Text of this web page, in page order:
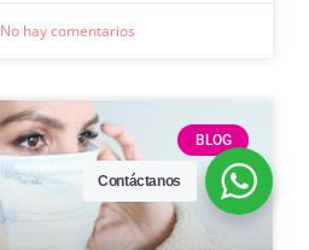
No hay comentarios
BLOG
Contáctanos